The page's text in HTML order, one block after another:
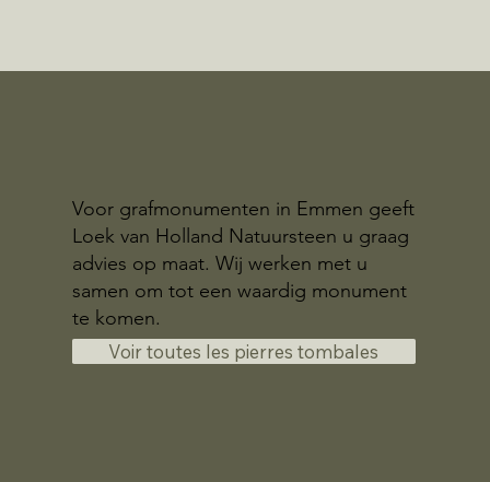
Voor grafmonumenten in Emmen geeft
Loek van Holland Natuursteen u graag
advies op maat. Wij werken met u
samen om tot een waardig monument
te komen.
Voir toutes les pierres tombales